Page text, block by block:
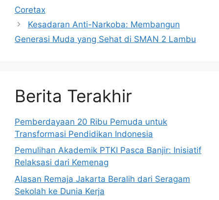
Coretax
Kesadaran Anti-Narkoba: Membangun
Generasi Muda yang Sehat di SMAN 2 Lambu
Berita Terakhir
Pemberdayaan 20 Ribu Pemuda untuk
Transformasi Pendidikan Indonesia
Pemulihan Akademik PTKI Pasca Banjir: Inisiatif
Relaksasi dari Kemenag
Alasan Remaja Jakarta Beralih dari Seragam
Sekolah ke Dunia Kerja